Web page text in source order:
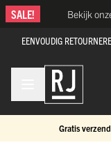
Ga naar de inhoud
SALE! Bekijk
EENVOUDIG
Gratis